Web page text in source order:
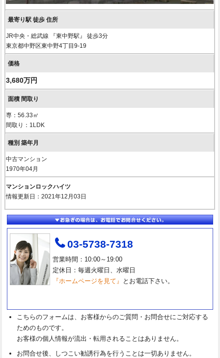
JR中央・総武線 『東中野駅』 徒歩3分
東京都中野区東中野4丁目9-19
3,680万円
専：56.33㎡
間取り：1LDK
中古マンション
1970年04月
マンションロックハイツ
情報更新日：2021年12月03日
03-5738-7318
営業時間：10:00～19:00
定休日：毎週火曜日、水曜日
『ホームページを見て』
とお電話下さい。
こちらのフォームは、お客様からのご質問・お問合せにご対応する
ためのものです。
お客様の個人情報が流出・転用されることはありません。
お問合せ後、しつこい勧誘行為を行うことは一切ありません。